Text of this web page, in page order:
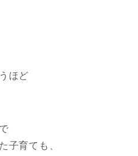
ほど
子育ても、